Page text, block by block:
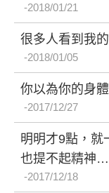
2018/01/21
很多人看到我
2018/01/05
你以為你的身
2017/12/27
明明才9點，就
也提不起精
2017/12/18